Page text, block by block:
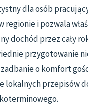
dla osób
regionie i pozwala
dochód przez cały
przygotowanie
o komfort
lokalnych przepisów